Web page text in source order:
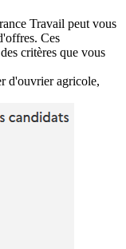
Travail peut vous
Ces
critères que vous
d'ouvrier agricole,